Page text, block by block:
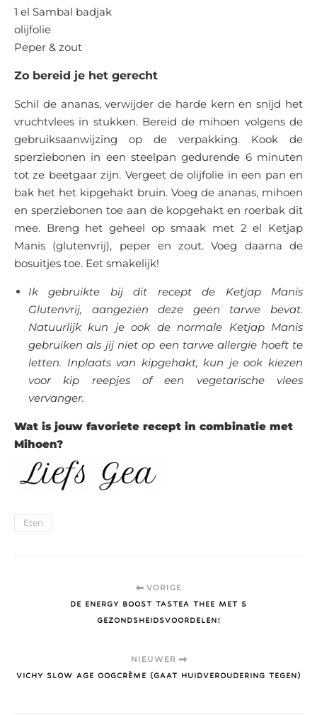
1 el Sambal badjak
olijfolie
Peper & zout
Zo bereid je het gerecht
Schil de ananas, verwijder de harde kern en snijd het
vruchtvlees in stukken. Bereid de mihoen volgens de
gebruiksaanwijzing op de verpakking. Kook de
sperziebonen in een steelpan gedurende 6 minuten
tot ze beetgaar zijn. Vergeet de olijfolie in een pan en
bak het het kipgehakt bruin. Voeg de ananas, mihoen
en sperziebonen toe aan de kopgehakt en roerbak dit
mee. Breng het geheel op smaak met 2 el Ketjap
Manis (glutenvrij), peper en zout. Voeg daarna de
bosuitjes toe. Eet smakelijk!
Ik gebruikte bij dit recept de Ketjap Manis
Glutenvrij, aangezien deze geen tarwe bevat.
Natuurlijk kun je ook de normale Ketjap Manis
gebruiken als jij niet op een tarwe allergie hoeft te
letten. Inplaats van kipgehakt, kun je ook kiezen
voor kip reepjes of een vegetarische vlees
vervanger.
Wat is jouw favoriete recept in combinatie met
Mihoen?
Eten
VORIGE
DE ENERGY BOOST TASTEA THEE MET 5
GEZONDSHEIDSVOORDELEN!
NIEUWER
VICHY SLOW AGE OOGCRÈME (GAAT HUIDVEROUDERING TEGEN)